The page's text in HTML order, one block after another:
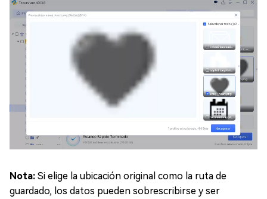
Nota: Si elige la ubicación original como la ruta de
guardado, los datos pueden sobrescribirse y ser